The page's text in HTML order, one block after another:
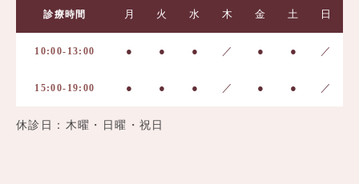
診療時間 月 火 水 木 金 土 日
10:00-13:00 ● ● ● ／ ● ● ／
15:00-19:00 ● ● ● ／ ● ● ／
休診日：木曜・日曜・祝日